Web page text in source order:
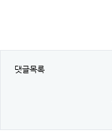
댓글목록